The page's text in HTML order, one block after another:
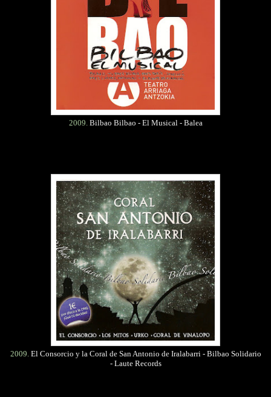
2009.Bilbao Bilbao - El Musical - Balea
2009.El Consorcio y la Coral de San Antonio de Iralabarri - Bilbao Solidario
- Laute Records